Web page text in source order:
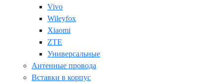
Vivo
Wileyfox
Xiaomi
ZTE
Универсальные
Антенные провода
Вставки в корпус